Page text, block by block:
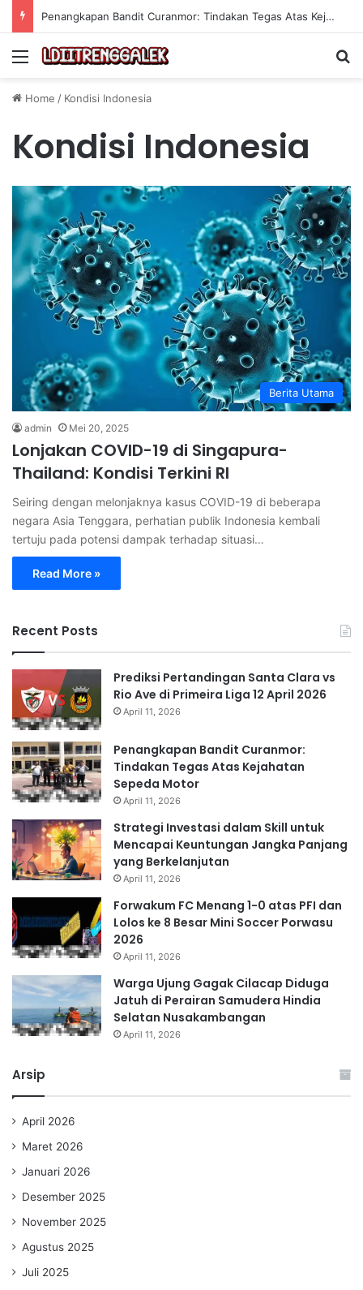
Penangkapan Bandit Curanmor: Tindakan Tegas Atas Kejahatan Sepeda Motor
Menu
Home / Kondisi Indonesia
Kondisi Indonesia
Berita Utama
admin Mei 20, 2025
Lonjakan COVID-19 di Singapura-
Thailand: Kondisi Terkini RI
Seiring dengan melonjaknya kasus COVID-19 di beberapa
negara Asia Tenggara, perhatian publik Indonesia kembali
tertuju pada potensi dampak terhadap situasi…
Read More »
Recent Posts
Prediksi Pertandingan Santa Clara vs
Rio Ave di Primeira Liga 12 April 2026
April 11, 2026
Penangkapan Bandit Curanmor:
Tindakan Tegas Atas Kejahatan
Sepeda Motor
April 11, 2026
Strategi Investasi dalam Skill untuk
Mencapai Keuntungan Jangka Panjang
yang Berkelanjutan
April 11, 2026
Forwakum FC Menang 1-0 atas PFI dan
Lolos ke 8 Besar Mini Soccer Porwasu
2026
April 11, 2026
Warga Ujung Gagak Cilacap Diduga
Jatuh di Perairan Samudera Hindia
Selatan Nusakambangan
April 11, 2026
Arsip
April 2026
Maret 2026
Januari 2026
Desember 2025
November 2025
Agustus 2025
Juli 2025